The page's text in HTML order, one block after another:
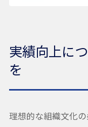
実績向上に
を
理想的な組織文化